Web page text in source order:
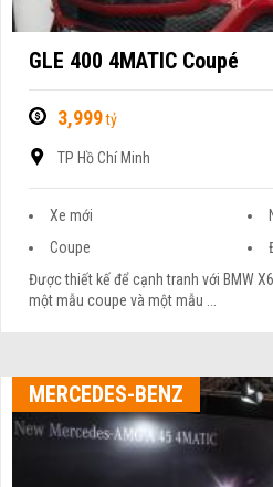
GLE 400 4MATIC Coupé
3,999tỷ
TP Hồ Chí Minh
Xe mới
Coupe
Được thiết kế để cạnh tranh với BMW
một mẫu coupe và một mẫu ...
MERCEDES-BENZ